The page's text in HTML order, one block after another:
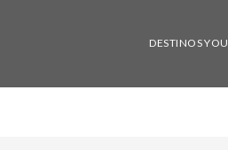
DESTINOS YOU